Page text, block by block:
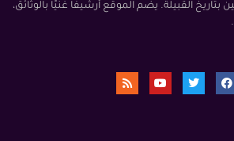
بتاريخ القبيلة. يضم الموقع أرشيفًا غنيًا بالوثائق،